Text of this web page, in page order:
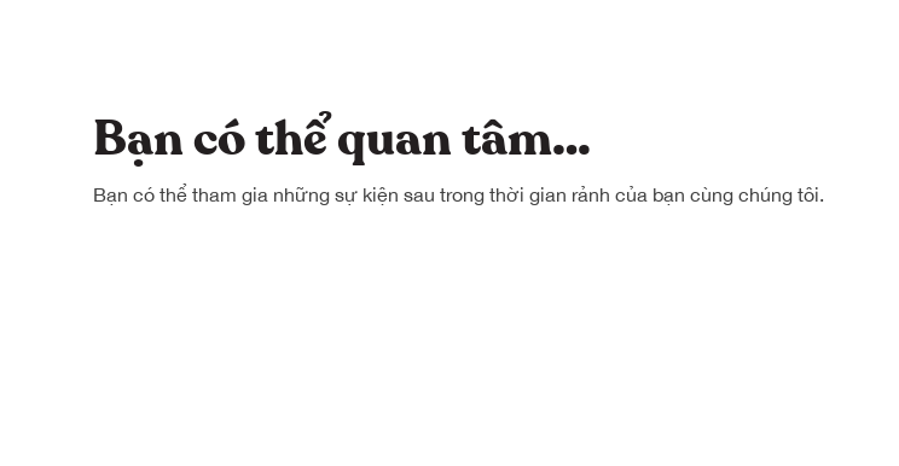
Bạn có thể quan tâm…
Bạn có thể tham gia những sự kiện sau trong thời gian rảnh của bạn cùng chúng tôi.